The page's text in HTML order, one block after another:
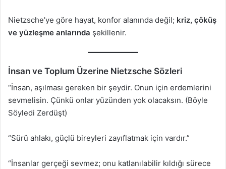
Nietzsche’ye göre hayat, konfor alanında değil; kriz, çöküş
ve yüzleşme anlarında şekillenir.
İnsan ve Toplum Üzerine Nietzsche Sözleri
“İnsan, aşılması gereken bir şeydir. Onun için erdemlerini
sevmelisin. Çünkü onlar yüzünden yok olacaksın. (Böyle
Söyledi Zerdüşt)
“Sürü ahlakı, güçlü bireyleri zayıflatmak için vardır.”
“İnsanlar gerçeği sevmez; onu katlanılabilir kıldığı sürece